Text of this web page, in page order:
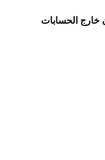
خارج الحسابات